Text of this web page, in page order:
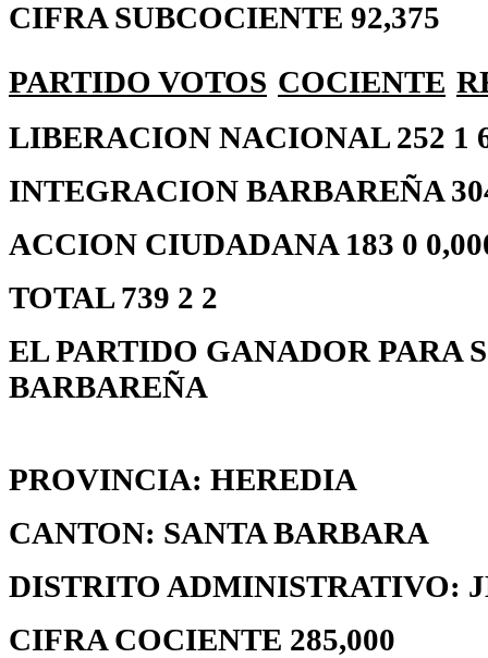
CIFRA SUBCOCIENTE 92,375
PARTIDO VOTOS COCIENTE
LIBERACION NACIONAL 252 1
INTEGRACION BARBAREÑA
ACCION CIUDADANA 183 0
TOTAL 739 2 2
EL PARTIDO GANADOR PARA
BARBAREÑA
PROVINCIA: HEREDIA
CANTON: SANTA BARBARA
DISTRITO ADMINISTRATIVO:
CIFRA COCIENTE 285,000